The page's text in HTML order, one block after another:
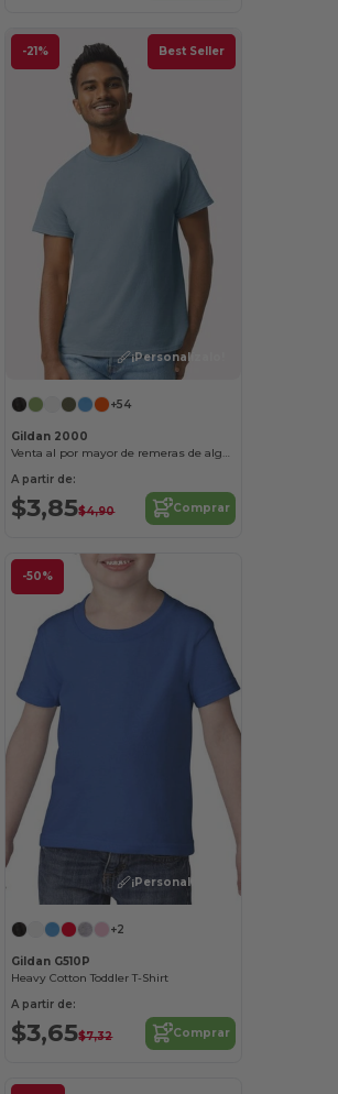
-21% Best Seller
¡Personalízalo!
+54
Gildan 2000
Venta al por mayor de remeras de algodón
A partir de:
$3,85$4,90 Comprar
-50%
¡Personalízalo!
+2
Gildan G510P
Heavy Cotton Toddler T-Shirt
A partir de:
$3,65$7,32 Comprar